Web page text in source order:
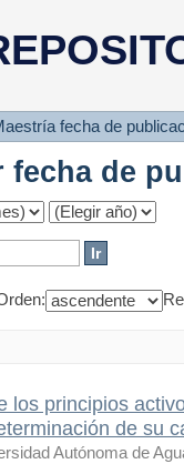
fecha de
fecha de
fecha de
los principios
de su
Autónoma de